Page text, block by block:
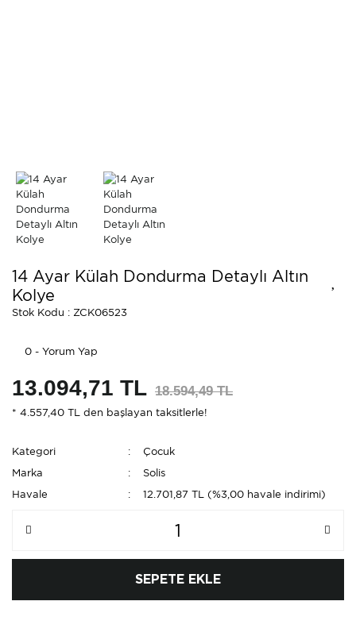
14 Ayar Külah Dondurma Detaylı Altın
Kolye
Stok Kodu : ZCK06523
0 - Yorum Yap
13.094,71 TL 18.594,49 TL
* 4.557,40 TL den başlayan taksitlerle!
Kategori
Çocuk
Marka
Solis
Havale
12.701,87 TL (%3,00 havale indirimi)
SEPETE EKLE